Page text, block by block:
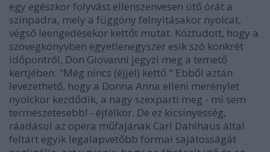
egy egészkor folyvást ellenszenvesen ütő órát a
színpadra, mely a függöny felnyitásakor nyolcat,
végső leengedésekor kettőt mutat. Köztudott, hogy a
szövegkönyvben egyetlenegyszer esik szó konkrét
időpontról, Don Giovanni jegyzi meg a temető
kertjében: "Még nincs (éjjel) kettő." Ebből aztán
levezethető, hogy a Donna Anna elleni merénylet
nyolckor kezdődik, a nagy szexparti meg - mi sem
természetesebb! - éjfélkor. De ez kicsinyesség,
ráadásul az opera műfajának Carl Dahlhaus által
feltárt egyik legalapvetőbb formai sajátosságát